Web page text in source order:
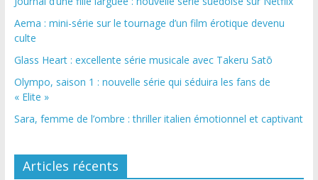
Aema : mini-série sur le tournage d’un film érotique devenu
culte
Glass Heart : excellente série musicale avec Takeru Satō
Olympo, saison 1 : nouvelle série qui séduira les fans de
« Elite »
Sara, femme de l’ombre : thriller italien émotionnel et captivant
Articles récents